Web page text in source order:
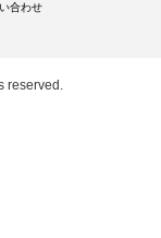
合わせ
reserved.